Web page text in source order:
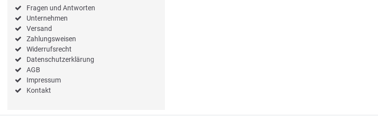
Fragen und Antworten
Unternehmen
Versand
Zahlungsweisen
Widerrufsrecht
Datenschutzerklärung
AGB
Impressum
Kontakt